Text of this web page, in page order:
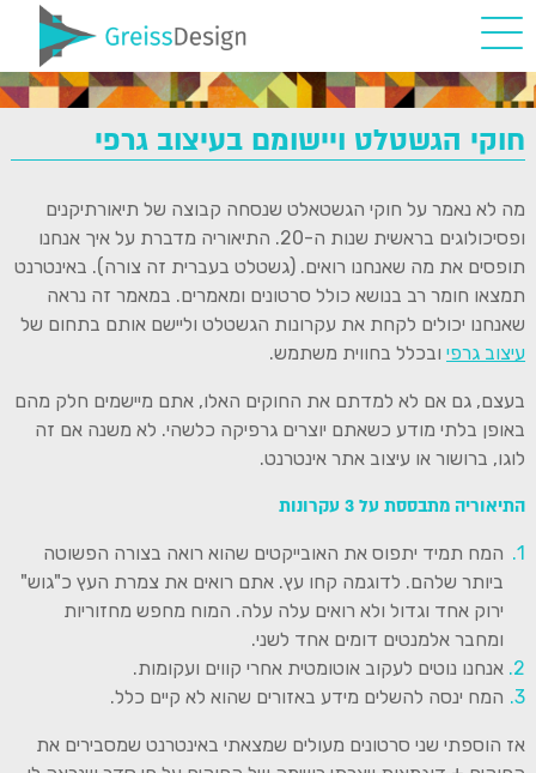
חוקי הגשטלט ויישומם בעיצוב גרפי
מה לא נאמר על חוקי הגשטאלט שנסחה קבוצה של תיאורתיקנים
ופסיכולוגים בראשית שנות ה-20. התיאוריה מדברת על איך אנחנו
תופסים את מה שאנחנו רואים. (גשטלט בעברית זה צורה). באינטרנט
תמצאו חומר רב בנושא כולל סרטונים ומאמרים. במאמר זה נראה
שאנחנו יכולים לקחת את עקרונות הגשטלט וליישם אותם בתחום של
עיצוב גרפיובכלל בחווית משתמש.
בעצם, גם אם לא למדתם את החוקים האלו, אתם מיישמים חלק מהם
באופן בלתי מודע כשאתם יוצרים גרפיקה כלשהי. לא משנה אם זה
לוגו, ברושור או עיצוב אתר אינטרנט.
התיאוריה מתבססת על 3 עקרונות
המח תמיד יתפוס את האובייקטים שהוא רואה בצורה הפשוטה
ביותר שלהם. לדוגמה קחו עץ. אתם רואים את צמרת העץ כ"גוש"
ירוק אחד וגדול ולא רואים עלה עלה. המוח מחפש מחזוריות
ומחבר אלמנטים דומים אחד לשני.
אנחנו נוטים לעקוב אוטומטית אחרי קווים ועקומות.
המח ינסה להשלים מידע באזורים שהוא לא קיים כלל.
אז הוספתי שני סרטונים מעולים שמצאתי באינטרנט שמסבירים את